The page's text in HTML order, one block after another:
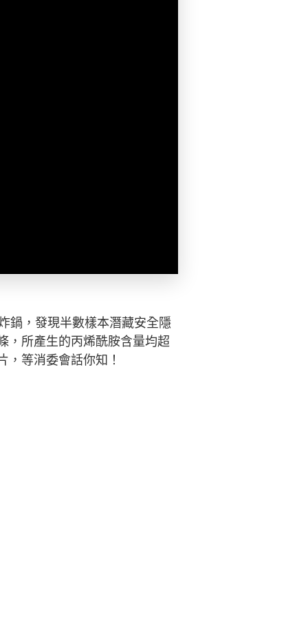
鍋，發現半數樣本潛藏安全隱
，所產生的丙烯酰胺含量均超
等消委會話你知！